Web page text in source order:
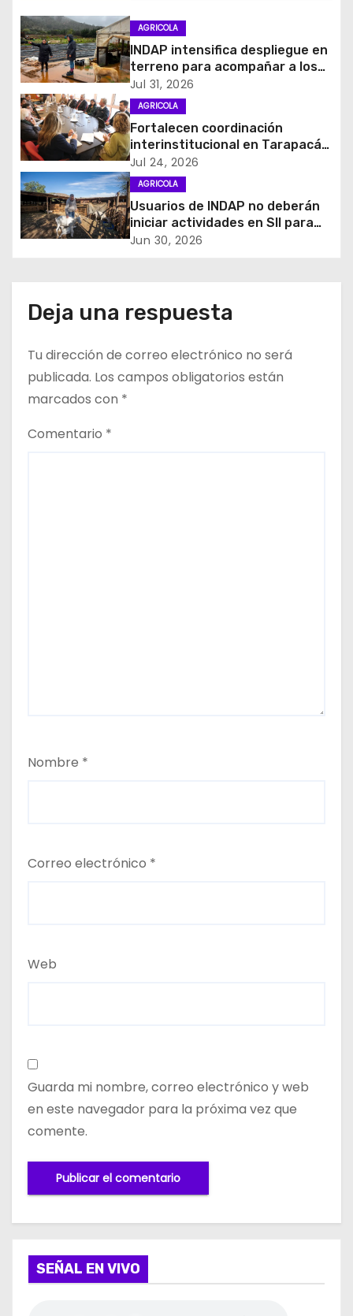
i
ó
n
d
e
e
n
t
a
d
a
s
AGRICOLA
INDAP intensifica despliegue en
terreno para acompañar a los
agricultores afectados por
sistema frontal
Jul 31, 2026
AGRICOLA
Fortalecen coordinación
interinstitucional en Tarapacá
para enfrentar la mosca de la
fruta
Jul 24, 2026
AGRICOLA
Usuarios de INDAP no deberán
iniciar actividades en SII para
acceder a programas de
Jun 30, 2026
Deja una respuesta
Tu dirección de correo electrónico no será
publicada. Los campos obligatorios están
marcados con *
Comentario *
Nombre *
Correo electrónico *
Web
Guarda mi nombre, correo electrónico y web
en este navegador para la próxima vez que
comente.
SEÑAL EN VIVO